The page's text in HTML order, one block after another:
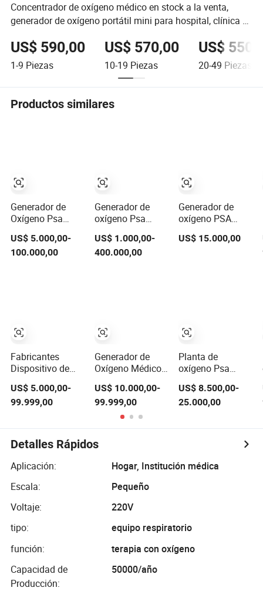
Concentrador de oxígeno médico en stock a la venta,
generador de oxígeno portátil mini para hospital, clínica y
US$ 590,00
1-9 Piezas
US$ 570,00
10-19 Piezas
US$
20-49 Piezas
Productos similares
Generador de
Oxígeno Psa
Médico Alta
Pureza 99.5%
Eficiencia Celki
US$ 5.000,00-
100.000,00
Fabricantes
Dispositivo de
Suministro de
Oxígeno Médico
Planta de
de Llenado de
Oxígeno 99.5%
Pureza del
Oxígeno
Generador de
Oxígeno
US$ 5.000,00-
99.999,00
Generador de
oxígeno Psa
ISO para llenado
de cilindros
US$ 1.000,00-
400.000,00
Generador de
Oxígeno Médico
Psa 99.5%
Sistema de
Llenado de
Cilindros de
Oxígeno de Alta
Pureza Planta de
Llenado de
Oxígeno Médico
para Suministro
de Oxígeno en
US$ 10.000,00-
99.999,00
Generador de
oxígeno PSA
y médico con
US$ 15.000,00
Planta de
oxígeno Psa
Generador de
oxígeno mínimo
Planta de
Diseño modular
contenedor
US$ 8.500,00-
25.000,00
Detalles Rápidos
Aplicación:
Hogar, Institución médica
Escala:
Pequeño
Voltaje:
220V
tipo:
equipo respiratorio
función:
terapia con oxígeno
Capacidad de
Producción:
50000/año